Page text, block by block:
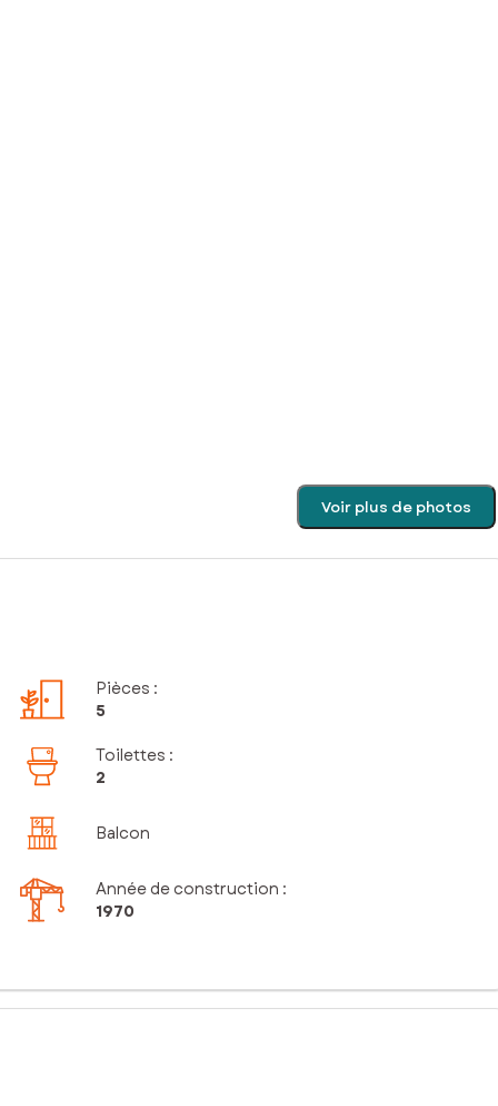
Voir plus de photos
Pièces :
5
Toilettes :
2
Balcon
Année de construction :
1970